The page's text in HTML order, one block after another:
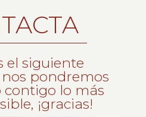
el siguiente
pondremos
lo más
¡gracias!